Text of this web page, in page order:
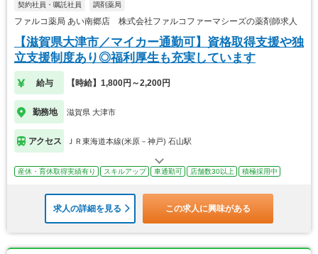
契約社員・嘱託社員 調剤薬局
ファルコ薬局 あい南郷店 株式会社ファルコファーマシーズの薬剤師求人
【滋賀県大津市／マイカー通勤可】資格取得支援や独
立支援制度あり◎福利厚生も充実しています
給与 【時給】1,800円～2,200円
勤務地 滋賀県 大津市
アクセス ＪＲ東海道本線(米原－神戸) 石山駅
産休・育休取得実績有り スキルアップ 車通勤可 店舗数30以上 積極採用中
求人の詳細を見る この求人に興味がある